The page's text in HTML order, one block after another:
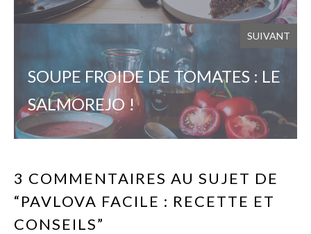
SUIVANT
SOUPE FROIDE DE TOMATES : LE
SALMOREJO !
3 COMMENTAIRES AU SUJET DE
“PAVLOVA FACILE : RECETTE ET
CONSEILS”